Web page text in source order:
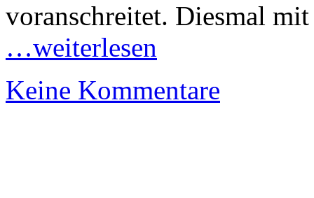
voranschreitet. Diesmal
…weiterlesen
Keine Kommentare